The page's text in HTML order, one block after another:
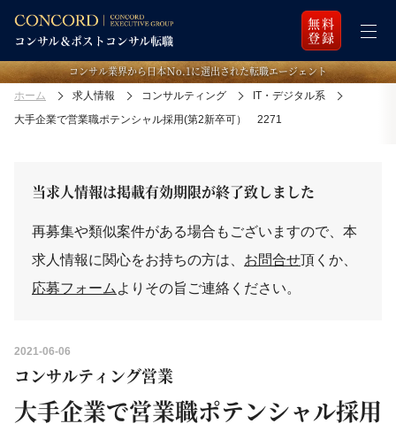
無料
登録
コンサル業界から日本Ｎo.1に選出された転職エージェント
ホーム 求人情報 コンサルティング
IT・デジタル系
大手企業で営業職ポテンシャル採用(第2新卒可） 2271
当求人情報は掲載有効期限が終了致しました
再募集や類似案件がある場合もございますので、本
求人情報に関心をお持ちの方は、 お問合せ頂くか、
応募フォーム よりその旨ご連絡ください。
2021-06-06
コンサルティング営業
大手企業で営業職ポテンシャル採用